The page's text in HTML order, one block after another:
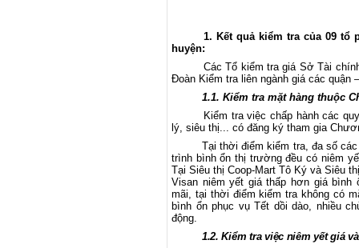
1. Kết quả kiểm tra của 09 tổ
huyện:
Các Tổ kiểm tra giá Sở Tài
Đoàn Kiểm tra liên ngành giá các quận
1.1. Kiểm tra mặt hàng thuộc
Kiểm tra việc chấp hành các
lý, siêu thị... có đăng ký tham gia
Tại thời điểm kiểm tra, đa số
trình bình ổn thị trường đều có niêm
Tại Siêu thị Coop-Mart Tô Ký và Siêu
Visan niêm yết giá thấp hơn giá bình
mãi, tại thời điểm kiểm tra không có
bình ổn phục vụ Tết dồi dào, nhiều
động.
1.2. Kiểm tra việc niêm yết giá